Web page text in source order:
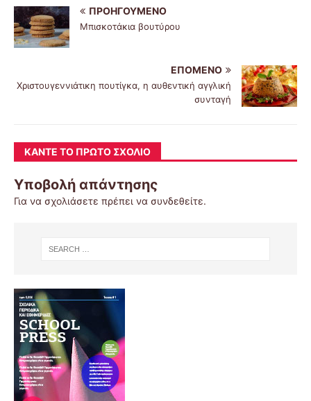
ΠΡΟΗΓΟΎΜΕΝΟ
Μπισκοτάκια βουτύρου
ΕΠΌΜΕΝΟ
Χριστουγεννιάτικη πουτίγκα, η αυθεντική αγγλική
συνταγή
ΚΆΝΤΕ ΤΟ ΠΡΏΤΟ ΣΧΌΛΙΟ
Υποβολή απάντησης
Για να σχολιάσετε πρέπει να συνδεθείτε.